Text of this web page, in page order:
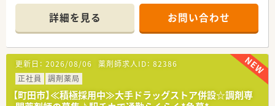
■研修制度は様々なプランがあり、集合研修だけでなく任意で受
講可能な研修も幅広く用意されています
■店舗で活躍する従業員、社外で活躍する従業員、将来経営幹部
となる従業員など、薬剤師として様々な活躍ができるフィールド
を用意されています
■総合薬剤師・調剤薬剤師（土日休み・19時までの勤務）どちらか
の働き方を選択できます
■調剤併設型だけでなく「医療モール・クリニック併設店舗」「敷
地内薬局」「訪問調剤特化型店舗」など様々な店舗を運営してい
詳細を見る お問い合わせ
更新日： 2026/08/06 薬剤師求人ID： 82386
正社員
調剤薬局
【町田市】≪積極採用中≫大手ドラッグストア併設☆調剤専